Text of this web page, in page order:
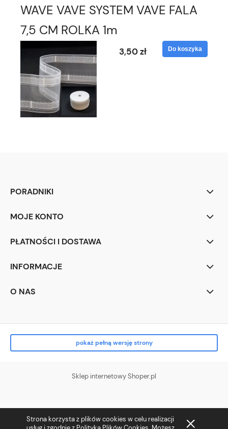
Strona korzysta z plików cookies w celu realizacji
WAVE VAVE SYSTEM VAVE FALA
7,5 CM ROLKA 1m
3,50 zł Do koszyka
PORADNIKI
MOJE KONTO
PŁATNOŚCI I DOSTAWA
INFORMACJE
O NAS
pokaż pełną wersję strony
Sklep internetowy Shoper.pl